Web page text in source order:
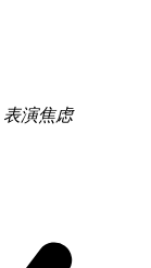
表演焦虑